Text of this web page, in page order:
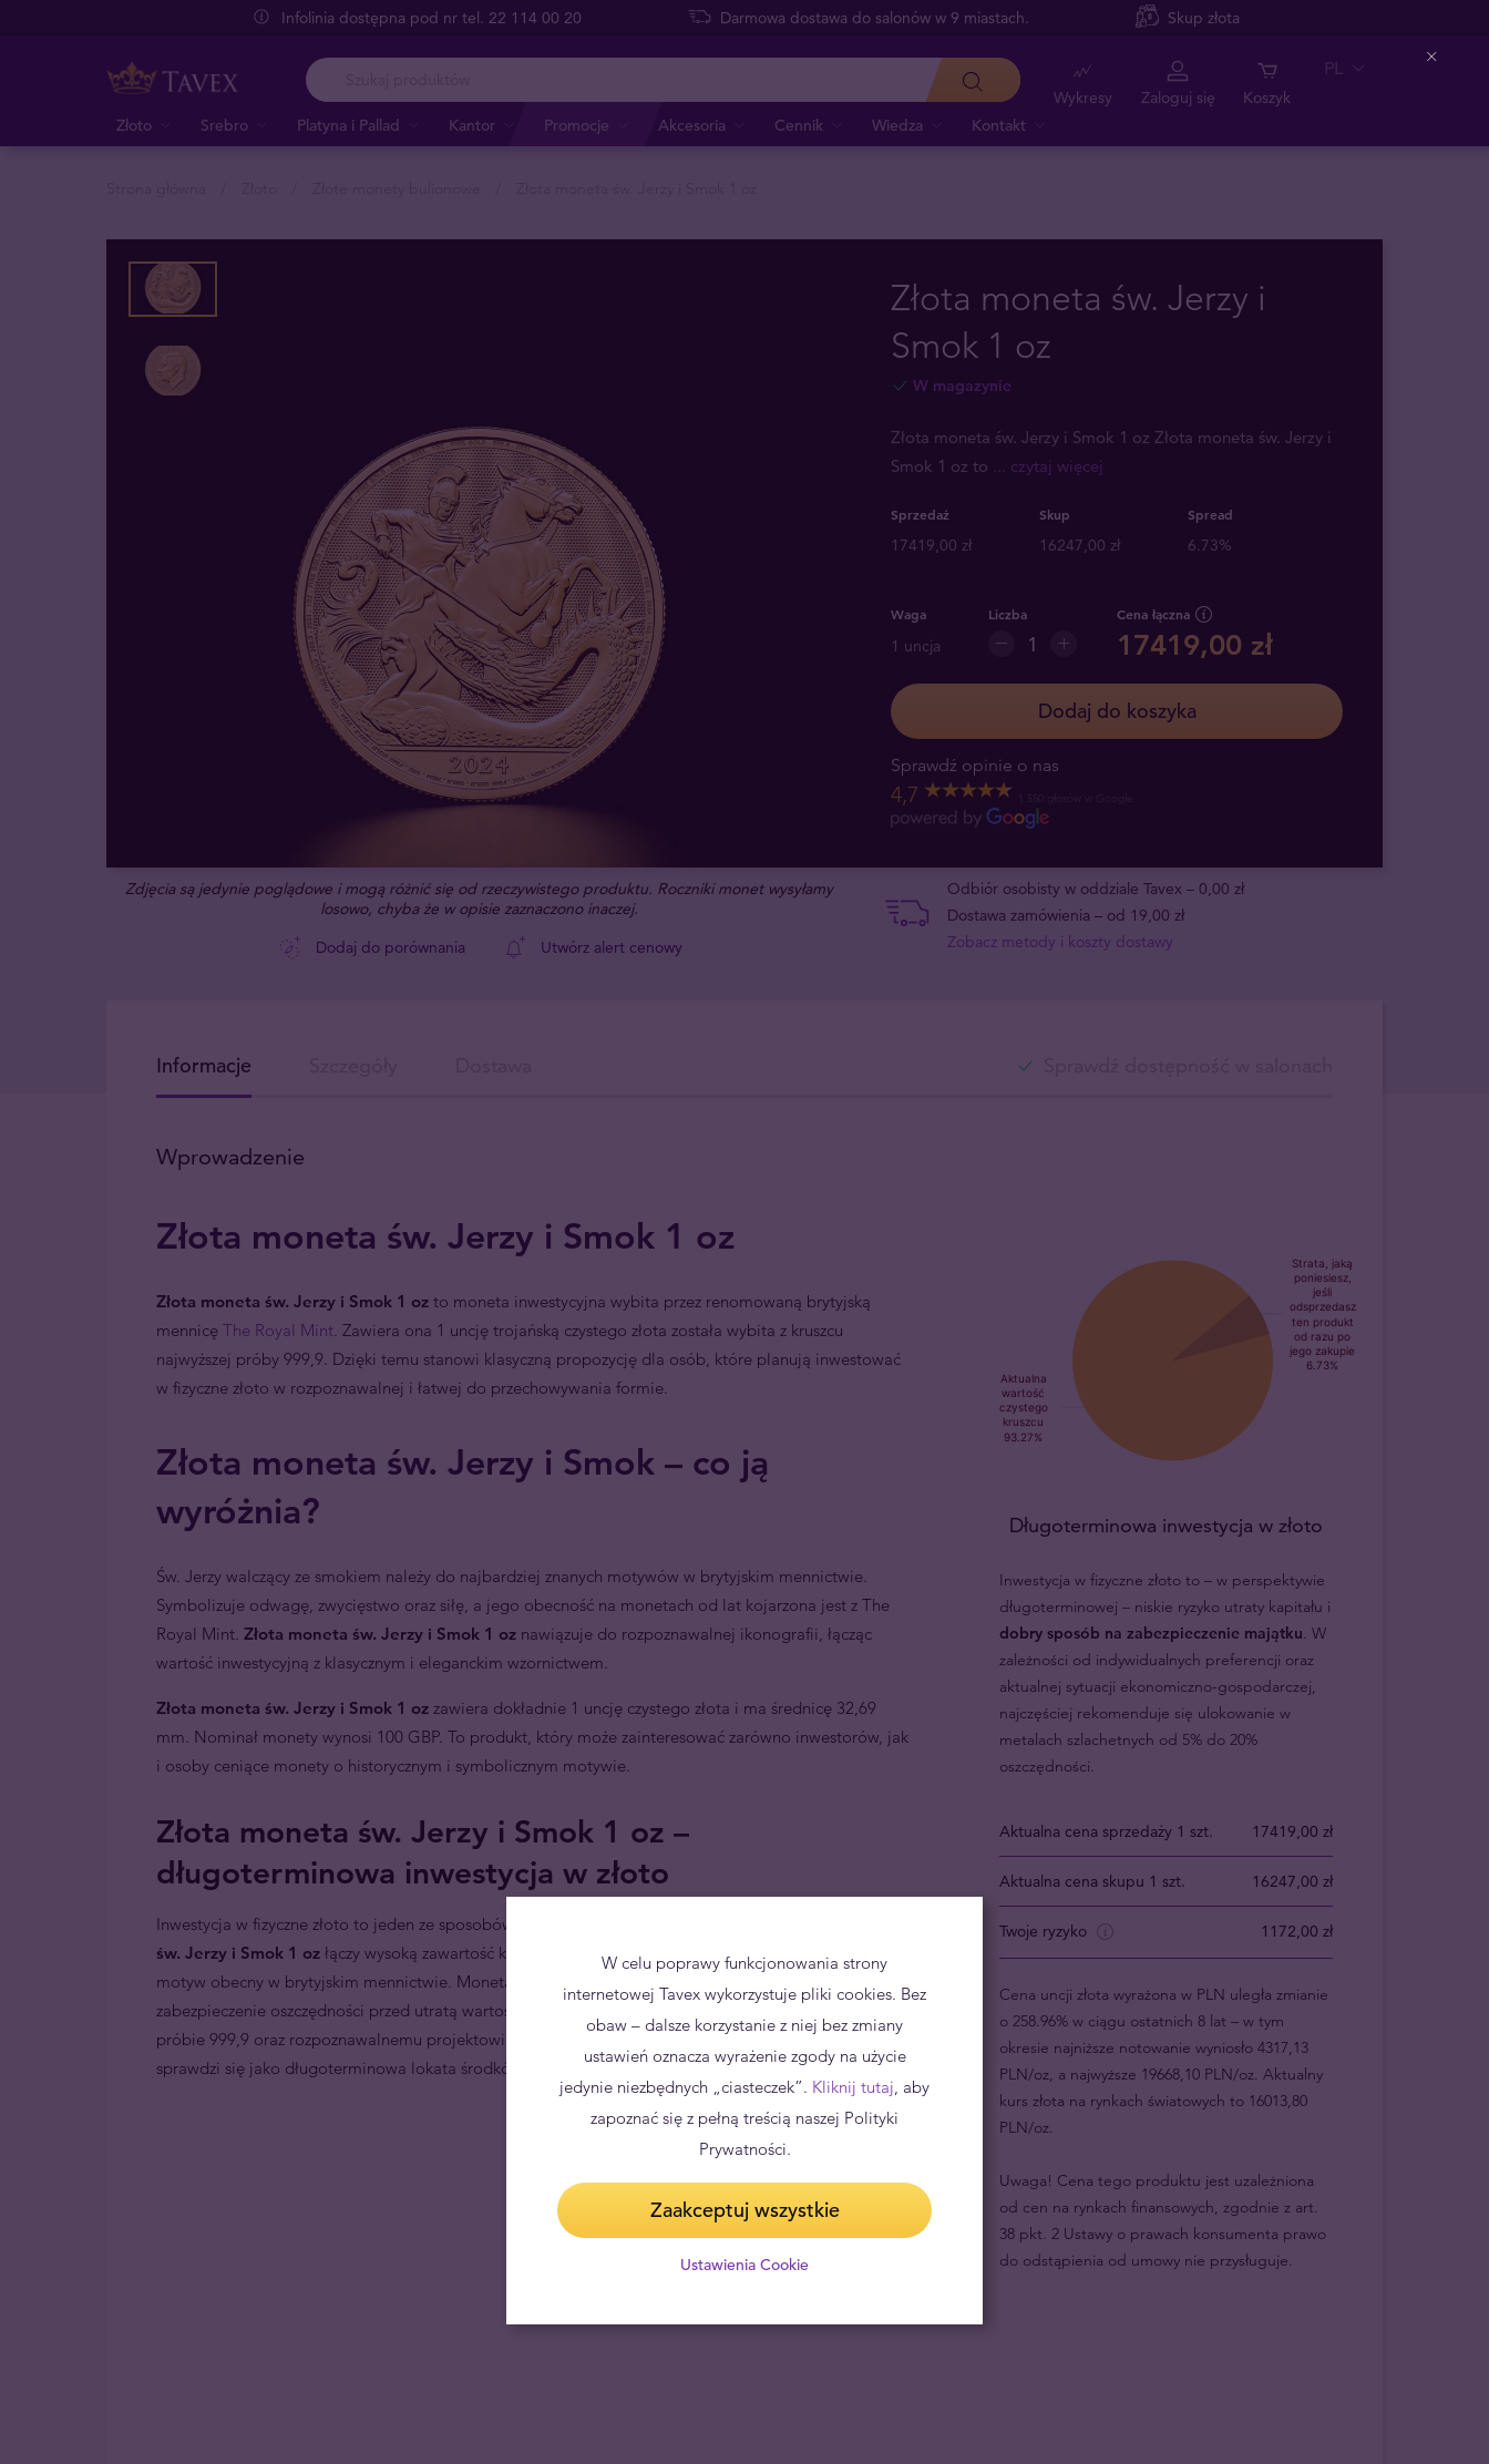
Infolinia dostępna pod nr tel. 22 114 00 20 Darmowa dostawa do salonów w 9 miastach. Skup złota
Złoto Srebro Platyna i Pallad Kantor Promocje Akcesoria Cennik Wiedza Kontakt
Wykresy Zaloguj się Koszyk
PL
Złota moneta św. Jerzy i
Smok 1 oz
W magazynie
Złota moneta św. Jerzy i Smok 1 oz Złota moneta św. Jerzy i
Smok 1 oz to ... czytaj więcej
Sprzedaż Skup Spread
17419,00 zł 16247,00 zł 6.73%
Waga
1 uncja
Liczba Cena łączna
17419,00 zł
Dodaj do koszyka
Sprawdź opinie o nas
4,7
Odbiór osobisty w oddziale Tavex – 0,00 zł
Dostawa zamówienia – od 19,00 zł
Zobacz metody i koszty dostawy
Zdjęcia są jedynie poglądowe i mogą różnić się od rzeczywistego produktu. Roczniki monet wysyłamy
losowo, chyba że w opisie zaznaczono inaczej.
Dodaj do porównania
Utwórz alert cenowy
Informacje
Wprowadzenie
Złota moneta św. Jerzy i Smok 1 oz
Złota moneta św. Jerzy i Smok 1 oz to moneta inwestycyjna wybita przez renomowaną brytyjską
mennicę The Royal Mint. Zawiera ona 1 uncję trojańską czystego złota została wybita z kruszcu
najwyższej próby 999,9. Dzięki temu stanowi klasyczną propozycję dla osób, które planują inwestować
w fizyczne złoto w rozpoznawalnej i łatwej do przechowywania formie.
Złota moneta św. Jerzy i Smok – co ją
wyróżnia?
Św. Jerzy walczący ze smokiem należy do najbardziej znanych motywów w brytyjskim mennictwie.
Symbolizuje odwagę, zwycięstwo oraz siłę, a jego obecność na monetach od lat kojarzona jest z The
Royal Mint. Złota moneta św. Jerzy i Smok 1 oz nawiązuje do rozpoznawalnej ikonografii, łącząc
wartość inwestycyjną z klasycznym i eleganckim wzornictwem.
Złota moneta św. Jerzy i Smok 1 oz zawiera dokładnie 1 uncję czystego złota i ma średnicę 32,69
mm. Nominał monety wynosi 100 GBP. To produkt, który może zainteresować zarówno inwestorów, jak
i osoby ceniące monety o historycznym i symbolicznym motywie.
Złota moneta św. Jerzy i Smok 1 oz –
długoterminowa inwestycja w złoto
Inwestycja w fizyczne złoto to jeden ze sposobów ochrony kapitału w długim terminie.
św. Jerzy i Smok 1 oz łączy wysoką zawartość kruszcu, renomę The Royal Mint oraz ponadczasowy
motyw obecny w brytyjskim mennictwie. Moneta ta może stanowić element dywersyfikacji portfela i
zabezpieczenie oszczędności przed utratą wartości. Dzięki zawartości 1 uncji czystego złota, wysokiej
próbie 999,9 oraz rozpoznawalnemu projektowi,
złota moneta św. Jerzy i Smok 1 oz
doskonale
sprawdzi się jako długoterminowa lokata środków.
Długoterminowa inwestycja w złoto
Inwestycja w fizyczne złoto to – w perspektywie
długoterminowej – niskie ryzyko utraty kapitału i
dobry sposób na zabezpieczenie majątku. W
zależności od indywidualnych preferencji oraz
aktualnej sytuacji ekonomiczno-gospodarczej,
najczęściej rekomenduje się ulokowanie w
metalach szlachetnych od 5% do 20%
oszczędności.
Aktualna cena sprzedaży 1 szt. 17419,00 zł
Aktualna cena skupu 1 szt. 16247,00 zł
Twoje ryzyko 1172,00 zł
Cena uncji złota wyrażona w PLN uległa zmianie
o 258.96% w ciągu ostatnich 8 lat – w tym
okresie najniższe notowanie wyniosło 4317,13
PLN/oz, a najwyższe 19668,10 PLN/oz. Aktualny
kurs złota na rynkach światowych to 16013,80
PLN/oz.
Uwaga! Cena tego produktu jest uzależniona
od cen na rynkach finansowych, zgodnie z art.
38 pkt. 2 Ustawy o prawach konsumenta prawo
do odstąpienia od umowy nie przysługuje.
W celu poprawy funkcjonowania strony
internetowej Tavex wykorzystuje pliki cookies. Bez
obaw – dalsze korzystanie z niej bez zmiany
ustawień oznacza wyrażenie zgody na użycie
jedynie niezbędnych „ciasteczek”. Kliknij tutaj, aby
zapoznać się z pełną treścią naszej Polityki
Prywatności.
Zaakceptuj wszystkie
Ustawienia Cookie
Close